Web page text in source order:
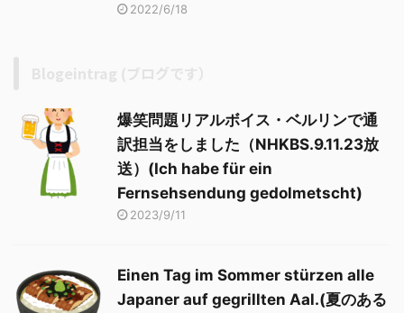
2022/6/18
爆笑問題リアルボイス・ベルリンで通
訳担当をしました（NHKBS.9.11.23放
送）(Ich habe für ein
Fernsehsendung gedolmetscht)
2023/9/11
Einen Tag im Sommer stürzen alle
Japaner auf gegrillten Aal.(夏のある